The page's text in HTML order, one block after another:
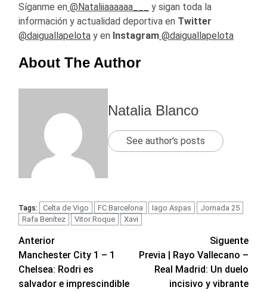
Síganme en @Nataliiaaaaaa___
y sigan toda la
información y actualidad deportiva en Twitter
@daiguallapelota y en Instagram @daiguallapelota
About The Author
Natalia Blanco
See author's posts
Tags: Celta de Vigo FC Barcelona Iago Aspas
Jornada 25
Rafa Benítez
Vitor Roque Xavi
Navegación
de
entradas
Anterior
Manchester City 1 – 1
Chelsea: Rodri es
salvador e imprescindible
Siguente
Previa | Rayo Vallecano –
Real Madrid: Un duelo
incisivo y vibrante